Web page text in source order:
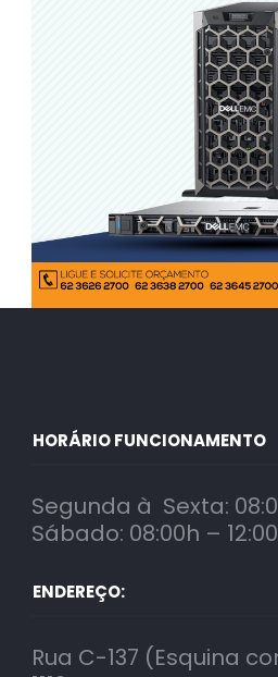
HORÁRIO FUNCIONAMENTO
Segunda à Sexta:
Sábado: 08:00h –
ENDEREÇO:
Rua C-137 (Esquina